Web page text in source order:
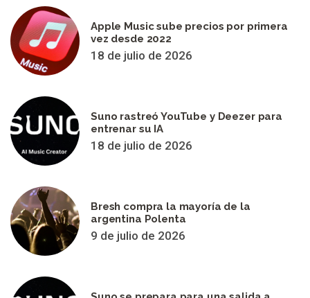
Apple Music sube precios por primera
vez desde 2022
18 de julio de 2026
Suno rastreó YouTube y Deezer para
entrenar su IA
18 de julio de 2026
Bresh compra la mayoría de la
argentina Polenta
9 de julio de 2026